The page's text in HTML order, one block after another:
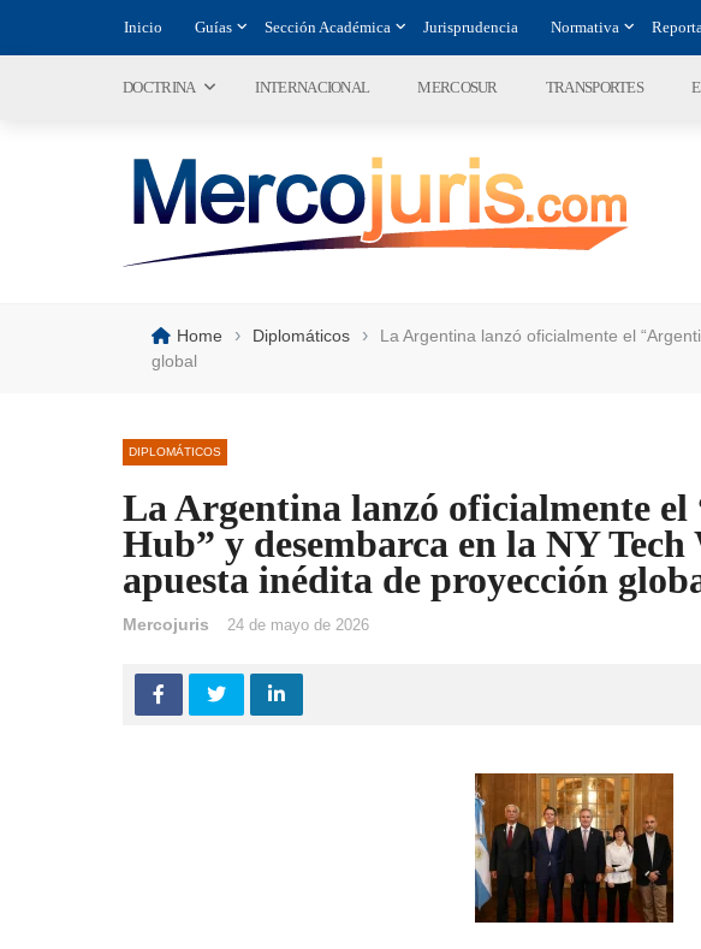
Inicio Guías Sección Académica Jurisprudencia Normativa
DOCTRINA INTERNACIONAL MERCOSUR TRANSPORTES
Home › Diplomáticos ›
La Argentina lanzó oficialmente el
global
DIPLOMÁTICOS
La Argentina lanzó oficialmente el
Hub” y desembarca en la NY Tech
apuesta inédita de proyección
Mercojuris 24 de mayo de 2026